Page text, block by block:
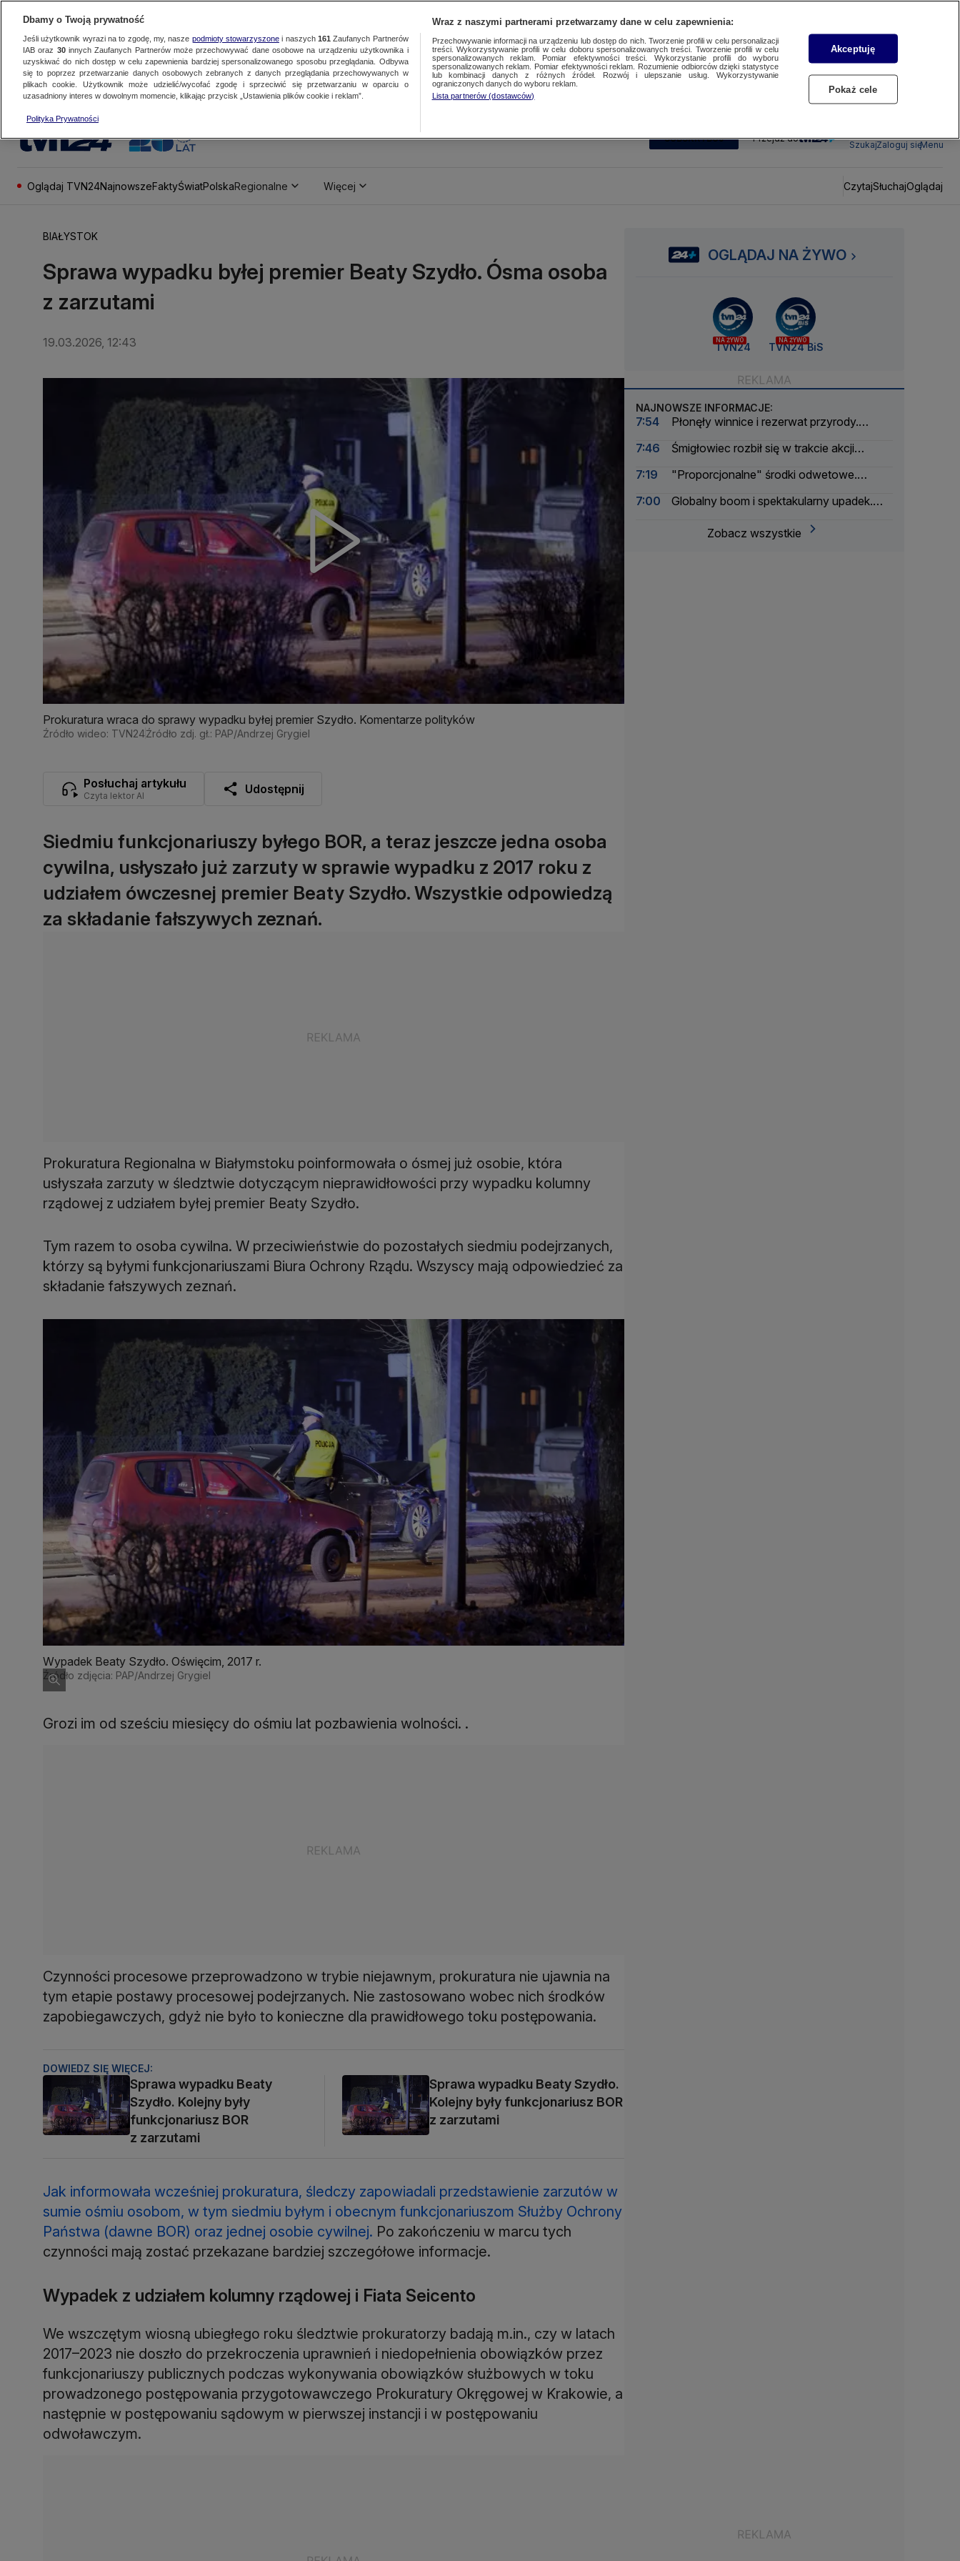
SUBSKRYBUJ Przejdź do
SzukajZaloguj sięMenu
Oglądaj TVN24NajnowszeFaktyŚwiatPolskaRegionalne Więcej CzytajSłuchajOglądaj
BIAŁYSTOK
Sprawa wypadku byłej premier Beaty Szydło. Ósma osoba
z zarzutami
19.03.2026, 12:43
Prokuratura wraca do sprawy wypadku byłej premier Szydło. Komentarze polityków
Źródło wideo: TVN24Źródło zdj. gł.: PAP/Andrzej Grygiel
Posłuchaj artykułu
Czyta lektor AI Udostępnij
Siedmiu funkcjonariuszy byłego BOR, a teraz jeszcze jedna osoba
cywilna, usłyszało już zarzuty w sprawie wypadku z 2017 roku z
udziałem ówczesnej premier Beaty Szydło. Wszystkie odpowiedzą
za składanie fałszywych zeznań.
Prokuratura Regionalna w Białymstoku poinformowała o ósmej już osobie, która
usłyszała zarzuty w śledztwie dotyczącym nieprawidłowości przy wypadku kolumny
rządowej z udziałem byłej premier Beaty Szydło.
Tym razem to osoba cywilna. W przeciwieństwie do pozostałych siedmiu podejrzanych,
którzy są byłymi funkcjonariuszami Biura Ochrony Rządu. Wszyscy mają odpowiedzieć za
składanie fałszywych zeznań.
Wypadek Beaty Szydło. Oświęcim, 2017 r.
Źródło zdjęcia: PAP/Andrzej Grygiel
Grozi im od sześciu miesięcy do ośmiu lat pozbawienia wolności. .
Czynności procesowe przeprowadzono w trybie niejawnym, prokuratura nie ujawnia na
tym etapie postawy procesowej podejrzanych. Nie zastosowano wobec nich środków
zapobiegawczych, gdyż nie było to konieczne dla prawidłowego toku postępowania.
DOWIEDZ SIĘ WIĘCEJ:
Sprawa wypadku Beaty
Szydło. Kolejny były
funkcjonariusz BOR
z zarzutami
Sprawa wypadku Beaty Szydło.
Kolejny były funkcjonariusz BOR
z zarzutami
Jak informowała wcześniej prokuratura, śledczy zapowiadali przedstawienie zarzutów w
sumie ośmiu osobom, w tym siedmiu byłym i obecnym funkcjonariuszom Służby Ochrony
Państwa (dawne BOR) oraz jednej osobie cywilnej. Po zakończeniu w marcu tych
czynności mają zostać przekazane bardziej szczegółowe informacje.
Wypadek z udziałem kolumny rządowej i Fiata Seicento
We wszczętym wiosną ubiegłego roku śledztwie prokuratorzy badają m.in., czy w latach
2017–2023 nie doszło do przekroczenia uprawnień i niedopełnienia obowiązków przez
funkcjonariuszy publicznych podczas wykonywania obowiązków służbowych w toku
prowadzonego postępowania przygotowawczego Prokuratury Okręgowej w Krakowie, a
następnie w postępowaniu sądowym w pierwszej instancji i w postępowaniu
odwoławczym.
OGLĄDAJ NA ŻYWO
NA ŻYWO
TVN24
NA ŻYWO
TVN24 BiS
NAJNOWSZE INFORMACJE:
7:54
Płonęły winnice i rezerwat przyrody.
7:46
Śmigłowiec rozbił się w trakcie akcji
7:19
"Proporcjonalne" środki odwetowe.
7:00
Globalny boom i spektakularny upadek.
Zobacz wszystkie
Dbamy o Twoją prywatność
Jeśli użytkownik wyrazi na to zgodę, my, nasze podmioty stowarzyszonei naszych 161 Zaufanych Partnerów
IAB oraz 30innych Zaufanych Partnerów może przechowywać dane osobowe na urządzeniu użytkownika i
uzyskiwać do nich dostęp w celu zapewnienia bardziej spersonalizowanego sposobu przeglądania. Odbywa
się to poprzez przetwarzanie danych osobowych zebranych z danych przeglądania przechowywanych w
plikach cookie. Użytkownik może udzielić/wycofać zgodę i sprzeciwić się przetwarzaniu w oparciu o
uzasadniony interes w dowolnym momencie, klikając przycisk „Ustawienia plików cookie i reklam”.
Polityka Prywatności
Wraz z naszymi partnerami przetwarzamy dane w celu zapewnienia:
Przechowywanie informacji na urządzeniu lub dostęp do nich. Tworzenie profili w celu personalizacji
treści. Wykorzystywanie profili w celu doboru spersonalizowanych treści. Tworzenie profili w celu
spersonalizowanych reklam. Pomiar efektywności treści. Wykorzystanie profili do wyboru
spersonalizowanych reklam. Pomiar efektywności reklam. Rozumienie odbiorców dzięki statystyce
lub kombinacji danych z różnych źródeł. Rozwój i ulepszanie usług. Wykorzystywanie
ograniczonych danych do wyboru reklam.
Lista partnerów (dostawców)
Akceptuję
Pokaż cele